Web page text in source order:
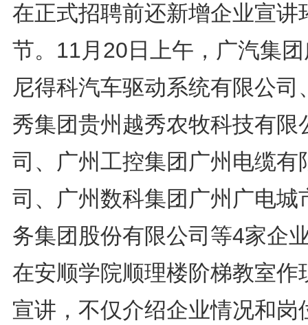
在正式招聘前还新增企业宣讲
节。11月20日上午，广汽集
尼得科汽车驱动系统有限公司
秀集团贵州越秀农牧科技有限
司、广州工控集团广州电缆有
司、广州数科集团广州广电城
务集团股份有限公司等4家企
在安顺学院顺理楼阶梯教室作
宣讲，不仅介绍企业情况和岗